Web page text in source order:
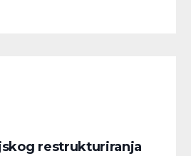
restrukturiranja